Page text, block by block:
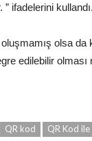
ifadelerini kullandı.
olsa da
edilebilir olması
QR kod QR Kod